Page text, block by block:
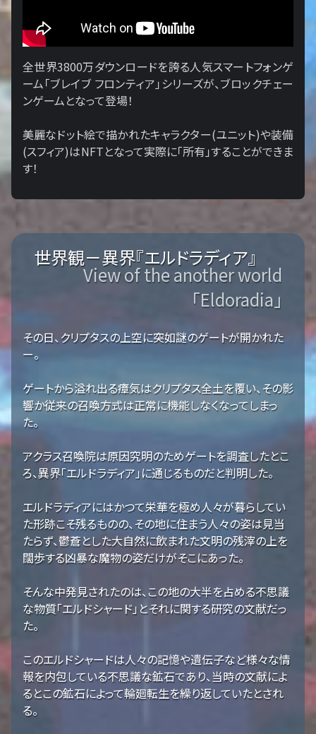
全世界3800万ダウンロードを誇る人気スマートフォンゲ
ーム「ブレイブ フロンティア」シリーズが、ブロックチェー
ンゲームとなって登場！
美麗なドット絵で描かれたキャラクター(ユニット)や装備
(スフィア)はNFTとなって実際に「所有」することができま
す！
世界観－異界『エルドラディア』
View of the another world
「Eldoradia」
その日、クリプタスの上空に突如謎のゲートが開かれた
ー。
ゲートから溢れ出る瘴気はクリプタス全土を覆い、その影
響か従来の召喚方式は正常に機能しなくなってしまっ
た。
アクラス召喚院は原因究明のためゲートを調査したとこ
ろ、異界「エルドラディア」に通じるものだと判明した。
エルドラディアにはかつて栄華を極め人々が暮らしてい
た形跡こそ残るものの、その地に住まう人々の姿は見当
たらず、鬱蒼とした大自然に飲まれた文明の残滓の上を
闊歩する凶暴な魔物の姿だけがそこにあった。
そんな中発見されたのは、この地の大半を占める不思議
な物質「エルドシャード」とそれに関する研究の文献だっ
た。
このエルドシャードは人々の記憶や遺伝子など様々な情
報を内包している不思議な鉱石であり、当時の文献によ
るとこの鉱石によって輪廻転生を繰り返していたとされ
る。